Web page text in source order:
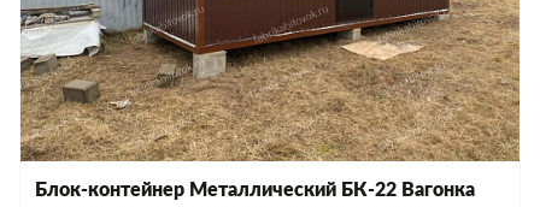
Блок-контейнер Металлический БК-22 Вагонка